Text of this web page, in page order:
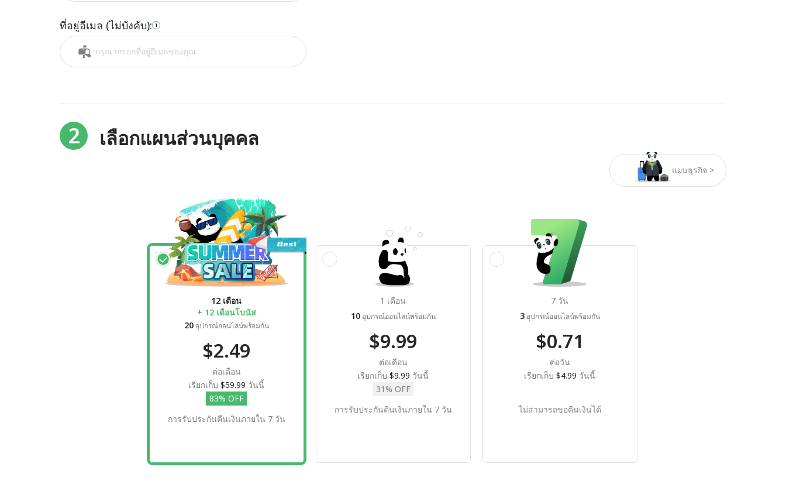
ที่อยู่อีเมล (ไม่บังคับ): i
2 เลือกแผนส่วนบุคคล
แผนธุรกิจ >
12 เดือน
+ 12 เดือนโบนัส
20อุปกรณ์ออนไลน์พร้อมกัน
$2.49
ต่อเดือน
เรียกเก็บ $59.99 วันนี้
83% OFF
การรับประกันคืนเงินภายใน 7 วัน
1 เดือน
10อุปกรณ์ออนไลน์พร้อมกัน
$9.99
ต่อเดือน
เรียกเก็บ $9.99 วันนี้
31% OFF
การรับประกันคืนเงินภายใน 7 วัน
7 วัน
3อุปกรณ์ออนไลน์พร้อมกัน
$0.71
ต่อวัน
เรียกเก็บ $4.99 วันนี้
ไม่สามารถขอคืนเงินได้